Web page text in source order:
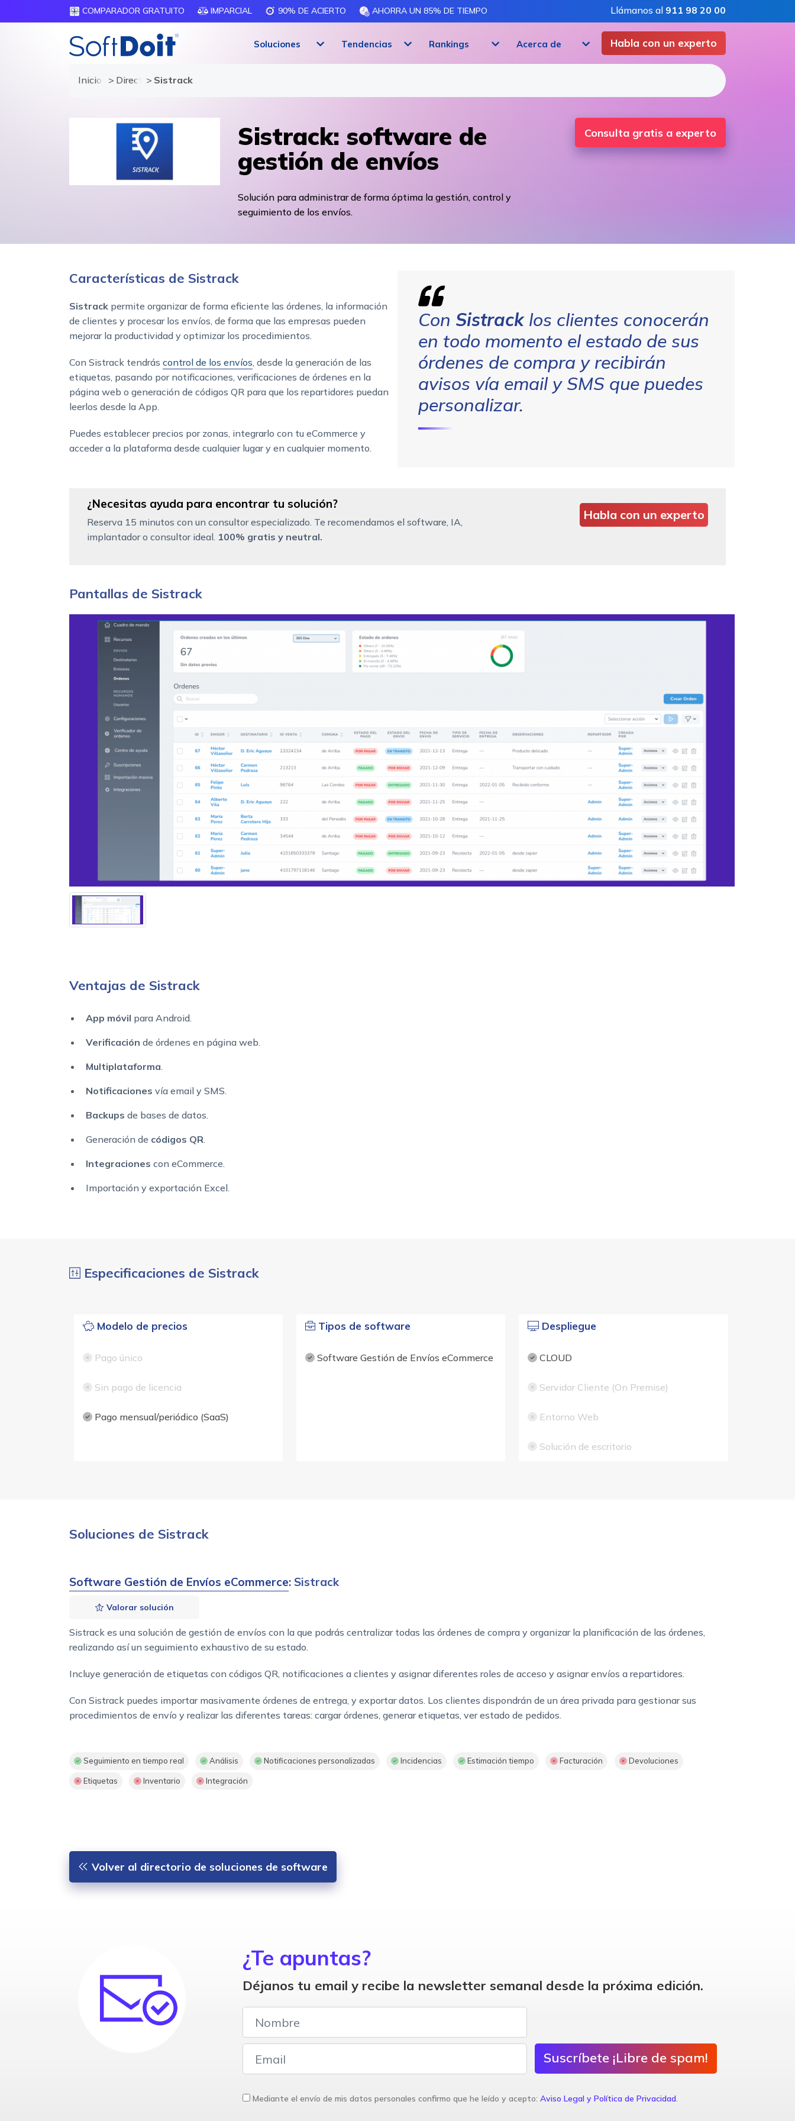
COMPARADOR GRATUITO IMPARCIAL 90% DE ACIERTO AHORRA UN 85% DE TIEMPO Llámanos al 911 98 20 00
Habla con un experto
Soluciones Tendencias Rankings Acerca de
Inicio Directorio de proveedores
Sistrack
Sistrack: software de
gestión de envíos
Solución para administrar de forma óptima la gestión, control y
seguimiento de los envíos.
Consulta gratis a experto
Características de Sistrack
Sistrack permite organizar de forma eficiente las órdenes, la información
de clientes y procesar los envíos, de forma que las empresas pueden
mejorar la productividad y optimizar los procedimientos.
Con Sistrack tendrás control de los envíos, desde la generación de las
etiquetas, pasando por notificaciones, verificaciones de órdenes en la
página web o generación de códigos QR para que los repartidores puedan
leerlos desde la App.
Puedes establecer precios por zonas, integrarlo con tu eCommerce y
acceder a la plataforma desde cualquier lugar y en cualquier momento.
Con Sistracklos clientes conocerán
en todo momento el estado de sus
órdenes de compra y recibirán
avisos vía email y SMS que puedes
personalizar.
¿Necesitas ayuda para encontrar tu solución?
Reserva 15 minutos con un consultor especializado. Te recomendamos el software, IA,
implantador o consultor ideal. 100% gratis y neutral.
Habla con un experto
Pantallas de Sistrack
Ventajas de Sistrack
App móvil para Android.
Verificación de órdenes en página web.
Multiplataforma.
Notificaciones vía email y SMS.
Backups de bases de datos.
Generación de códigos QR.
Integraciones con eCommerce.
Importación y exportación Excel.
Especificaciones de Sistrack
Modelo de precios
Pago único
Sin pago de licencia
Pago mensual/periódico (SaaS)
Tipos de software
Software Gestión de Envíos eCommerce
Despliegue
CLOUD
Servidor Cliente (On Premise)
Entorno Web
Solución de escritorio
Soluciones de Sistrack
Software Gestión de Envíos eCommerce: Sistrack
Valorar solución
Sistrack es una solución de gestión de envíos con la que podrás centralizar todas las órdenes de compra y organizar la planificación de las órdenes,
realizando así un seguimiento exhaustivo de su estado.
Incluye generación de etiquetas con códigos QR, notificaciones a clientes y asignar diferentes roles de acceso y asignar envíos a repartidores.
Con Sistrack puedes importar masivamente órdenes de entrega, y exportar datos. Los clientes dispondrán de un área privada para gestionar sus
procedimientos de envío y realizar las diferentes tareas: cargar órdenes, generar etiquetas, ver estado de pedidos.
Seguimiento en tiempo real Análisis Notificaciones personalizadas Incidencias Estimación tiempo Facturación Devoluciones
Etiquetas Inventario Integración
Volver al directorio de soluciones de software
¿Te apuntas?
Déjanos tu email y recibe la newsletter semanal desde la próxima edición.
Suscríbete ¡Libre de spam!
Mediante el envío de mis datos personales confirmo que he leído y acepto: Aviso Legal y Política de Privacidad.